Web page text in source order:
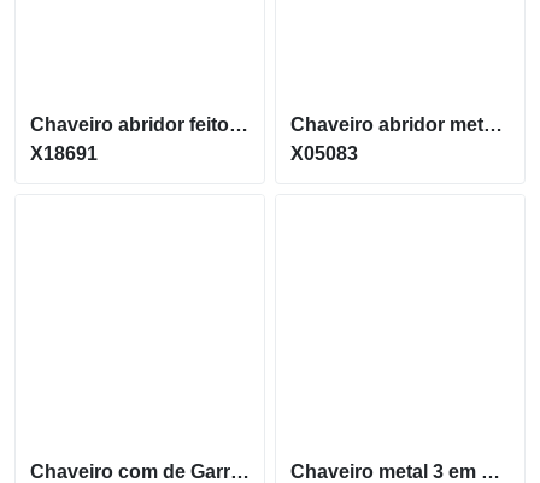
Chaveiro abridor feito em aço com formato de uma casa X18691
X18691
Chaveiro abridor metálico em formato de chinelo X05083
X05083
Chaveiro com de Garrafas Abridor em Madeira X06003
Chaveiro metal 3 em 1: abridor, cortador e lixa X05691